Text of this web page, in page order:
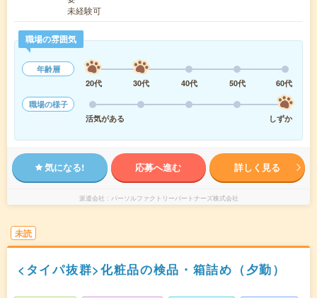
未経験可
職場の雰囲気
年齢層
20代
30代 40代 50代
60代
職場の様子
活気がある
しずか
気になる! 応募へ進む 詳しく見る
派遣会社 パーソルファクトリーパートナーズ株式会社
未読
<タイパ抜群>化粧品の検品・箱詰め（夕勤）